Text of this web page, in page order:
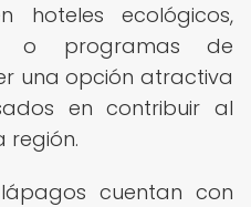
hoteles ecológicos,
o programas de
una opción atractiva
en contribuir al
región.
cuentan con